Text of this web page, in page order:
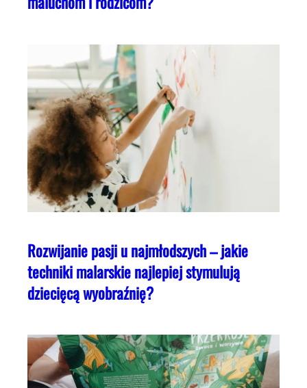
Rozwijanie pasji u najmłodszych – jakie
techniki malarskie najlepiej stymulują
dziecięcą wyobraźnię?